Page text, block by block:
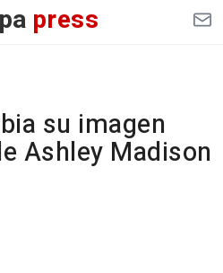
press
su imagen
Ashley Madison